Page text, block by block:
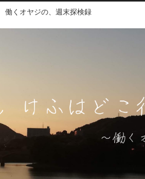
働くオヤジの、週末探検録